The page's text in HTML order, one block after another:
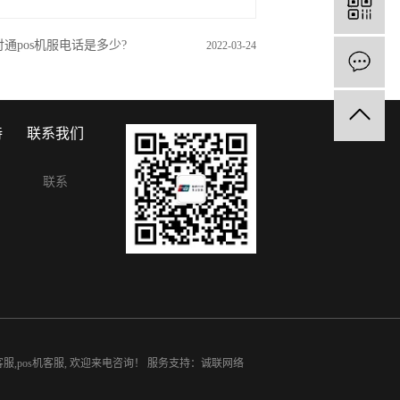
通pos机服电话是多少? 2022-03-24
联系我们
联系
服,pos机客服, 欢迎来电咨询！ 服务支持： 诚联网络